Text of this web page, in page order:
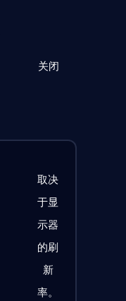
关闭
取决
于显
示器
的刷
新
率。